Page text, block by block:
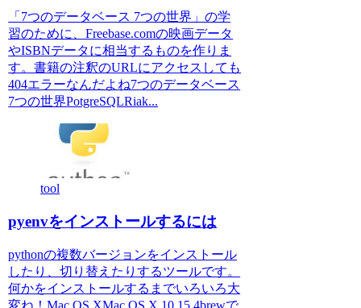
「7つのデータベース 7つの世界」の学
習のために、Freebase.comの映画データ
やISBNデータに相当するものを作りま
す。書籍の注釈のURLにアクセスしても
404エラーなんだよね7つのデータベース
7つの世界PotgreSQLRiak...
tool
pyenvをインストールするには
pythonの複数バージョンをインストール
したり、切り替えたりするツールです。
何かをインストールするまでいろいろ大